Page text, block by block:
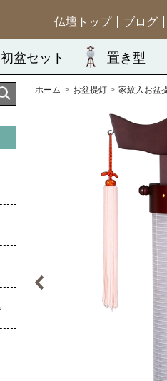
仏壇トップ ブログ
初盆セット 置き型
ホーム お盆提灯 家紋入お盆